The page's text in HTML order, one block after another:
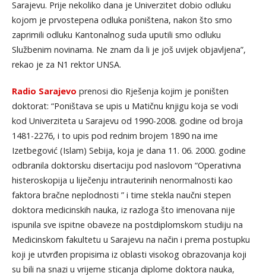
Sarajevu. Prije nekoliko dana je Univerzitet dobio odluku
kojom je prvostepena odluka poništena, nakon što smo
zaprimili odluku Kantonalnog suda uputili smo odluku
Službenim novinama. Ne znam da li je još uvijek objavljena”,
rekao je za N1 rektor UNSA.
Radio Sarajevo prenosi dio Rješenja kojim je poništen
doktorat: “Poništava se upis u Matičnu knjigu koja se vodi
kod Univerziteta u Sarajevu od 1990-2008. godine od broja
1481-2276, i to upis pod rednim brojem 1890 na ime
Izetbegović (Islam) Sebija, koja je dana 11. 06. 2000. godine
odbranila doktorsku disertaciju pod naslovom “Operativna
histeroskopija u liječenju intrauterinih nenormalnosti kao
faktora bračne neplodnosti ” i time stekla naučni stepen
doktora medicinskih nauka, iz razloga što imenovana nije
ispunila sve ispitne obaveze na postdiplomskom studiju na
Medicinskom fakultetu u Sarajevu na način i prema postupku
koji je utvrđen propisima iz oblasti visokog obrazovanja koji
su bili na snazi u vrijeme sticanja diplome doktora nauka,